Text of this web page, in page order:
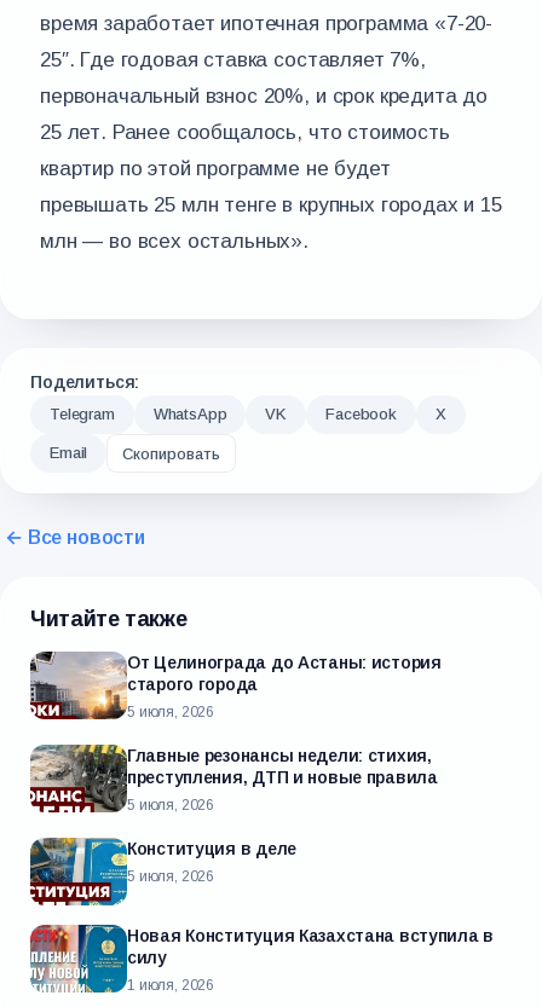
время заработает ипотечная программа «7-20-
25″. Где годовая ставка составляет 7%,
первоначальный взнос 20%, и срок кредита до
25 лет. Ранее сообщалось, что стоимость
квартир по этой программе не будет
превышать 25 млн тенге в крупных городах и 15
млн — во всех остальных».
Поделиться:
Telegram WhatsApp VK Facebook X
Email Скопировать
← Все новости
Читайте также
От Целинограда до Астаны: история
старого города
5 июля, 2026
Главные резонансы недели: стихия,
преступления, ДТП и новые правила
5 июля, 2026
Конституция в деле
5 июля, 2026
Новая Конституция Казахстана вступила в
силу
1 июля, 2026